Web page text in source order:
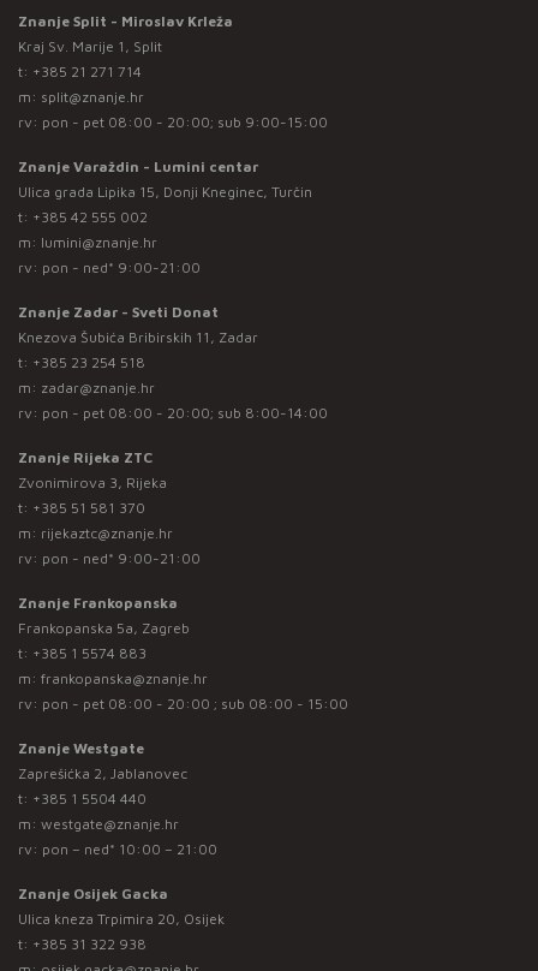
Znanje Split - Miroslav Krleža
Kraj Sv. Marije 1, Split
t: +385 21 271 714
m: split@znanje.hr
rv: pon - pet 08:00 - 20:00; sub 9:00-15:00
Znanje Varaždin - Lumini centar
Ulica grada Lipika 15, Donji Kneginec, Turčin
t: +385 42 555 002
m: lumini@znanje.hr
rv: pon - ned* 9:00-21:00
Znanje Zadar - Sveti Donat
Knezova Šubića Bribirskih 11, Zadar
t: +385 23 254 518
m: zadar@znanje.hr
rv: pon - pet 08:00 - 20:00; sub 8:00-14:00
Znanje Rijeka ZTC
Zvonimirova 3, Rijeka
t: +385 51 581 370
m: rijekaztc@znanje.hr
rv: pon - ned* 9:00-21:00
Znanje Frankopanska
Frankopanska 5a, Zagreb
t: +385 1 5574 883
m: frankopanska@znanje.hr
rv: pon - pet 08:00 - 20:00 ; sub 08:00 - 15:00
Znanje Westgate
Zaprešićka 2, Jablanovec
t: +385 1 5504 440
m: westgate@znanje.hr
rv: pon – ned* 10:00 – 21:00
Znanje Osijek Gacka
Ulica kneza Trpimira 20, Osijek
t: +385 31 322 938